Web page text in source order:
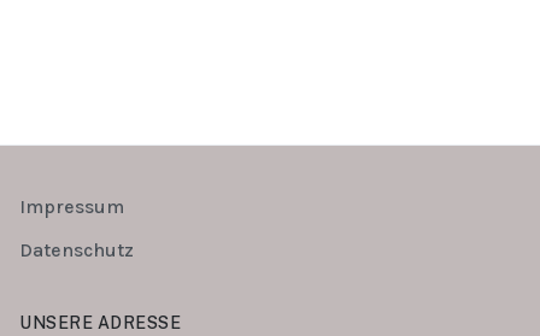
Impressum
Datenschutz
UNSERE ADRESSE